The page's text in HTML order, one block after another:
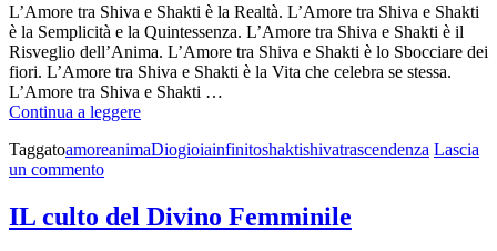
L’Amore tra Shiva e Shakti è la Realtà. L’Amore tra Shiva e Shakti
è la Semplicità e la Quintessenza. L’Amore tra Shiva e Shakti è il
Risveglio dell’Anima. L’Amore tra Shiva e Shakti è lo Sbocciare dei
fiori. L’Amore tra Shiva e Shakti è la Vita che celebra se stessa.
L’Amore tra Shiva e Shakti …
Continua a leggereL’Amore
Shiva
TaggatoamoreanimaDiogioiainfinitoshaktishivatrascendenza Lascia
un commentosu
tra
Shiva
IL culto del Divino Femminile